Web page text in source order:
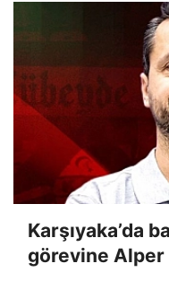
Karşıyaka’da
görevine